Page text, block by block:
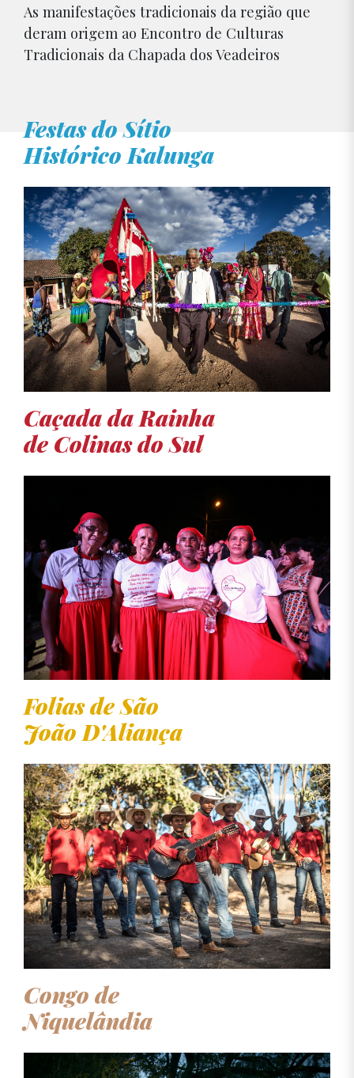
As manifestações tradicionais da região que
deram origem ao Encontro de Culturas
Tradicionais da Chapada dos Veadeiros
Festas do Sítio
Histórico Kalunga
Caçada da Rainha
de Colinas do Sul
Folias de São
João D'Aliança
Congo de
Niquelândia